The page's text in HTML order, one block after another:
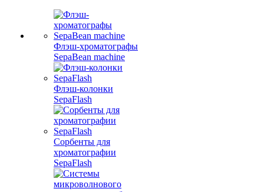
Флэш-хроматографы
SepaBean machine
Флэш-колонки
SepaFlash
Сорбенты для
хроматографии
SepaFlash